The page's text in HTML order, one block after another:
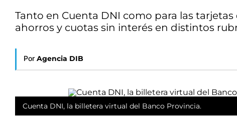
Tanto en Cuenta DNI como para las
ahorros y cuotas sin interés en distintos
Por Agencia DIB
Cuenta DNI, la billetera virtual del Banco Provincia.